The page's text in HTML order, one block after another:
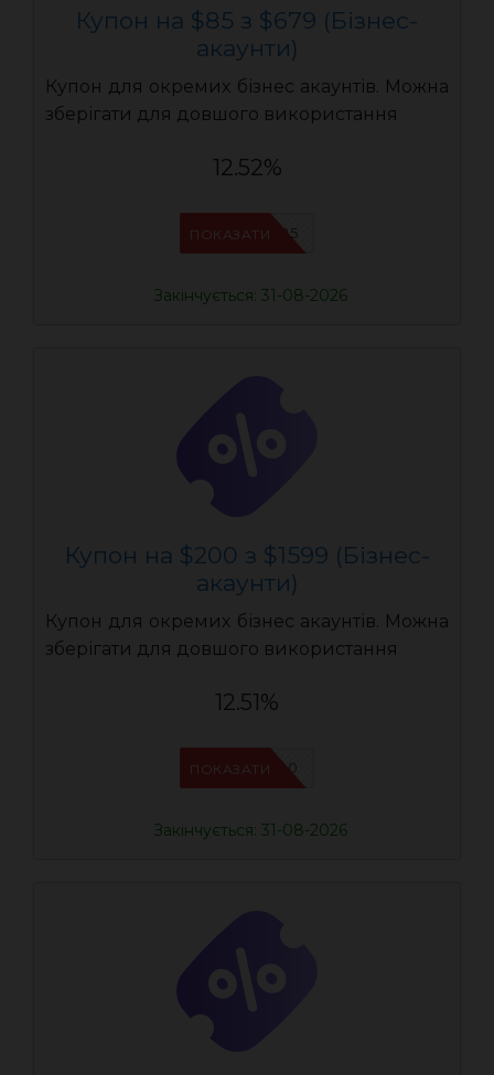
Купон на $85 з $679 (Бізнес-
акаунти)
Купон для окремих бізнес акаунтів. Можна
зберігати для довшого використання
12.52%
AEB085
ПОКАЗАТИ
Закінчується: 31-08-2026
Купон на $200 з $1599 (Бізнес-
акаунти)
Купон для окремих бізнес акаунтів. Можна
зберігати для довшого використання
12.51%
AEB200
ПОКАЗАТИ
Закінчується: 31-08-2026